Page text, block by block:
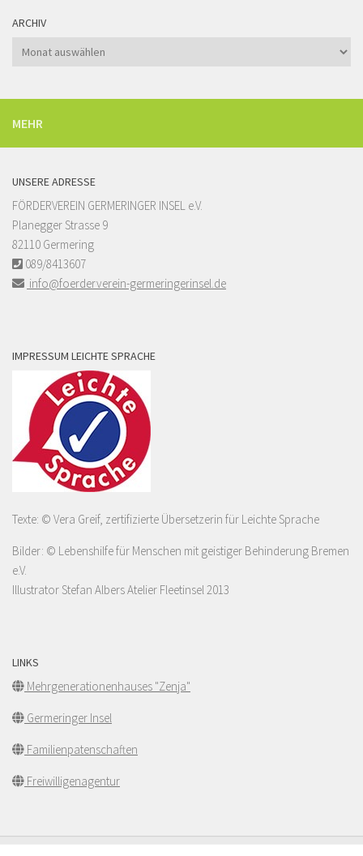
ARCHIV
Archiv
MEHR
UNSERE ADRESSE
FÖRDERVEREIN GERMERINGER INSEL e.V.
Planegger Strasse 9
82110 Germering
089/8413607
info@foerderverein-germeringerinsel.de
IMPRESSUM LEICHTE SPRACHE
Texte: © Vera Greif, zertifizierte Übersetzerin für Leichte Sprache
Bilder: © Lebenshilfe für Menschen mit geistiger Behinderung Bremen
e.V.
Illustrator Stefan Albers Atelier Fleetinsel 2013
LINKS
Mehrgenerationenhauses "Zenja"
Germeringer Insel
Familienpatenschaften
Freiwilligenagentur